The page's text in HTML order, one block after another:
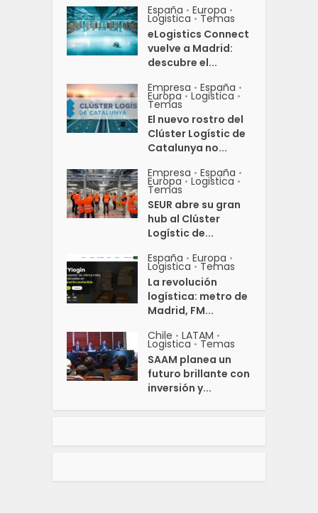
España • Europa •
Logistica • Temas
eLogistics Connect
vuelve a Madrid:
descubre el...
Empresa • España •
Europa • Logistica •
Temas
El nuevo rostro del
Clúster Logístic de
Catalunya no...
Empresa • España •
Europa • Logistica •
Temas
SEUR abre su gran
hub al Clúster
Logístic de...
España • Europa •
Logistica • Temas
La revolución
logística: metro de
Madrid, FM...
Chile • LATAM •
Logistica • Temas
SAAM planea un
futuro brillante con
inversión y...